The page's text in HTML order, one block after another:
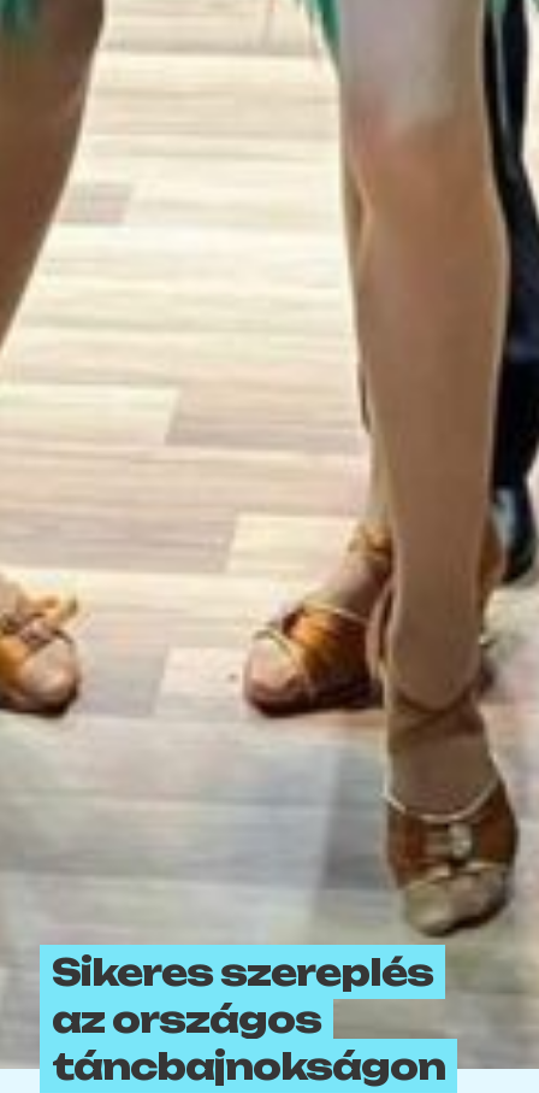
Sikeres szereplés
az országos
táncbajnokságon